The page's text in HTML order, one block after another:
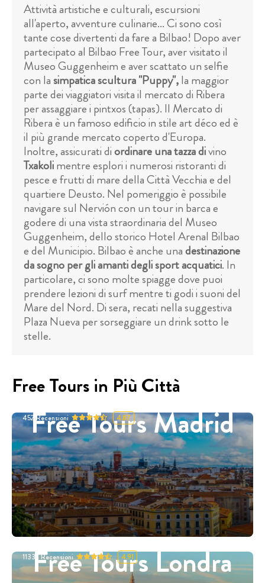
Attività artistiche e culturali, escursioni
all'aperto, avventure culinarie... Ci sono così
tante cose divertenti da fare a Bilbao! Dopo aver
partecipato al Bilbao Free Tour, aver visitato il
Museo Guggenheim e aver scattato un selfie
con lasimpatica scultura "Puppy",la maggior
parte dei viaggiatori visita il mercato di Ribera
per assaggiare i pintxos (tapas). Il Mercato di
Ribera è un famoso edificio in stile art déco ed è
il più grande mercato coperto d'Europa.
Inoltre, assicurati diordinare una tazza divino
Txakolimentre esplori i numerosi ristoranti di
pesce e frutti di mare della Città Vecchia e del
quartiere Deusto. Nel pomeriggio è possibile
navigare sul Nervión con un tour in barca e
godere di una vista straordinaria del Museo
Guggenheim, dello storico Hotel Arenal Bilbao
e del Municipio. Bilbao è anche unadestinazione
da sogno per gli amanti degli sport acquatici. In
particolare, ci sono molte spiagge dove puoi
prendere lezioni di surf mentre ti godi i suoni del
Mare del Nord. Di sera, recati nella suggestiva
Plaza Nueva per sorseggiare un drink sotto le
stelle.
Free Tours in Più Città
Free Tours Madrid
452 Recensioni 4.87
Free Tours Londra
11332Recensioni 4.91